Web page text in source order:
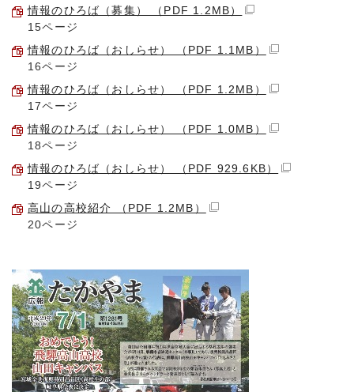
情報のひろば（募集） （PDF 1.2MB）
15ページ
情報のひろば（おしらせ） （PDF 1.1MB）
16ページ
情報のひろば（おしらせ） （PDF 1.2MB）
17ページ
情報のひろば（おしらせ） （PDF 1.0MB）
18ページ
情報のひろば（おしらせ） （PDF 929.6KB）
19ページ
高山の高校紹介 （PDF 1.2MB）
20ページ